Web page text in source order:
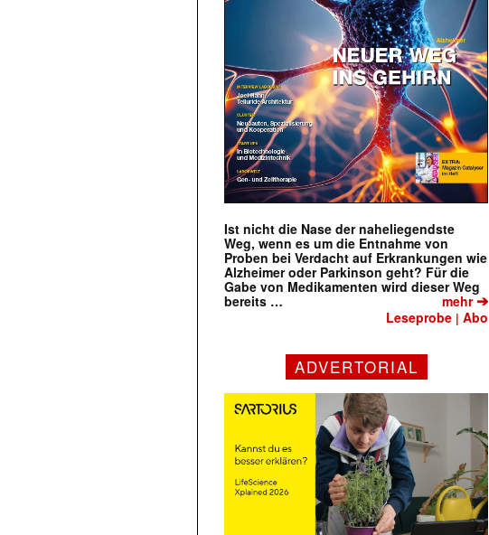
Ist nicht die Nase der naheliegendste
Weg, wenn es um die Entnahme von
Proben bei Verdacht auf Erkrankungen wie
Alzheimer oder Parkinson geht? Für die
Gabe von Medikamenten wird dieser Weg
bereits …
mehr➔
Leseprobe |Abo
ADVERTORIAL